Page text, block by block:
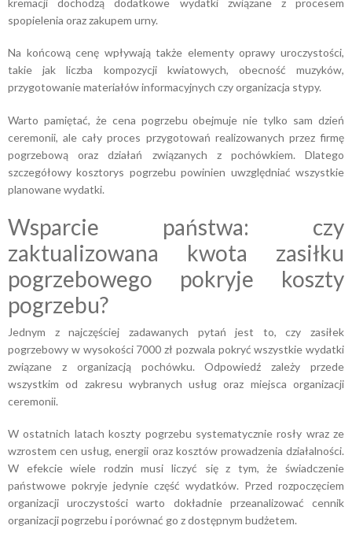
spopielenia oraz zakupem urny.
Na końcową cenę wpływają także elementy oprawy uroczystości,
takie jak liczba kompozycji kwiatowych, obecność muzyków,
przygotowanie materiałów informacyjnych czy organizacja stypy.
Warto pamiętać, że cena pogrzebu obejmuje nie tylko sam dzień
ceremonii, ale cały proces przygotowań realizowanych przez firmę
pogrzebową oraz działań związanych z pochówkiem. Dlatego
szczegółowy kosztorys pogrzebu powinien uwzględniać wszystkie
planowane wydatki.
Wsparcie państwa: czy
zaktualizowana kwota zasiłku
pogrzebowego pokryje koszty
pogrzebu?
Jednym z najczęściej zadawanych pytań jest to, czy zasiłek
pogrzebowy w wysokości 7000 zł pozwala pokryć wszystkie wydatki
związane z organizacją pochówku. Odpowiedź zależy przede
wszystkim od zakresu wybranych usług oraz miejsca organizacji
ceremonii.
W ostatnich latach koszty pogrzebu systematycznie rosły wraz ze
wzrostem cen usług, energii oraz kosztów prowadzenia działalności.
W efekcie wiele rodzin musi liczyć się z tym, że świadczenie
państwowe pokryje jedynie część wydatków. Przed rozpoczęciem
organizacji uroczystości warto dokładnie przeanalizować cennik
organizacji pogrzebu i porównać go z dostępnym budżetem.